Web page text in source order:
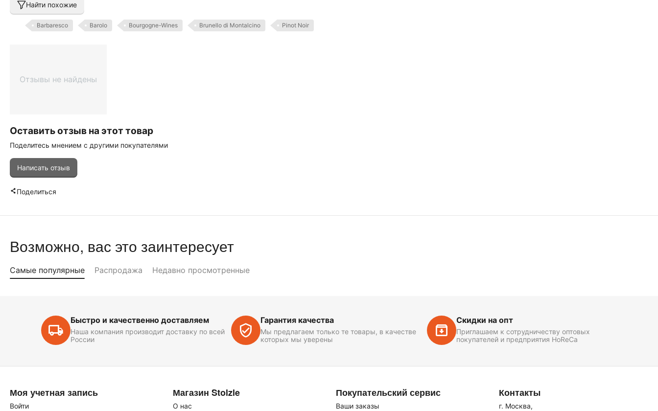
Найти похожие
Barbaresco Barolo Bourgogne-Wines Brunello di Montalcino Pinot Noir
Отзывы не найдены
Оставить отзыв на этот товар
Поделитесь мнением с другими покупателями
Написать отзыв
Поделиться
Возможно, вас это заинтересует
Самые популярные Распродажа Недавно просмотренные
Быстро и качественно доставляем
Наша компания производит доставку по всей
России
Гарантия качества
Мы предлагаем только те товары, в качестве
которых мы уверены
Скидки на опт
Приглашаем к сотрудничеству оптовых
покупателей и предприятия HoReCa
Моя учетная запись
Войти
Магазин Stolzle
О нас
Покупательский сервис
Ваши заказы
Контакты
г. Москва,